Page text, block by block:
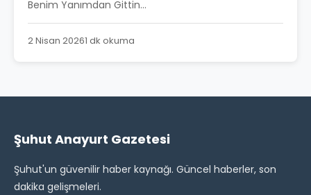
Benim Yanımdan Gittin...
2 Nisan 20261 dk okuma
Şuhut Anayurt Gazetesi
Şuhut'un güvenilir haber kaynağı. Güncel haberler, son
dakika gelişmeleri.